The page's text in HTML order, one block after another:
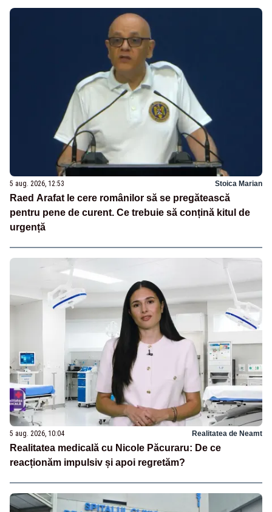
5 aug. 2026, 12:53 Stoica Marian
Raed Arafat le cere românilor să se pregătească
pentru pene de curent. Ce trebuie să conțină kitul de
urgență
5 aug. 2026, 10:04 Realitatea de Neamt
Realitatea medicală cu Nicole Păcuraru: De ce
reacționăm impulsiv și apoi regretăm?